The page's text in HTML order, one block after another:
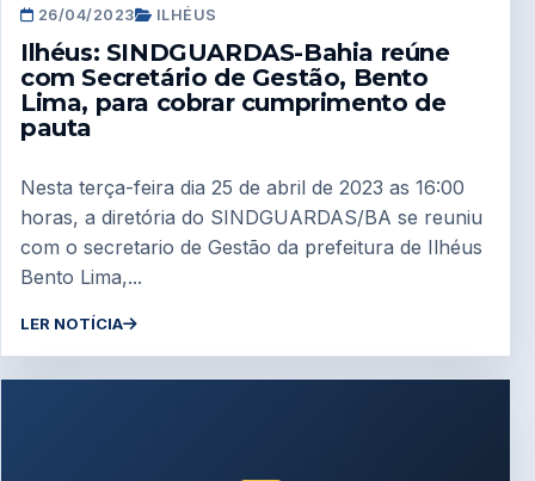
26/04/2023 ILHÉUS
Ilhéus: SINDGUARDAS-Bahia reúne
com Secretário de Gestão, Bento
Lima, para cobrar cumprimento de
pauta
Nesta terça-feira dia 25 de abril de 2023 as 16:00
horas, a diretória do SINDGUARDAS/BA se reuniu
com o secretario de Gestão da prefeitura de Ilhéus
Bento Lima,...
LER NOTÍCIA